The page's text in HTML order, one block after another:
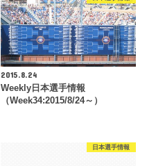
2015.8.24
Weekly日本選手情報
（Week34:2015/8/24～）
日本選手情報